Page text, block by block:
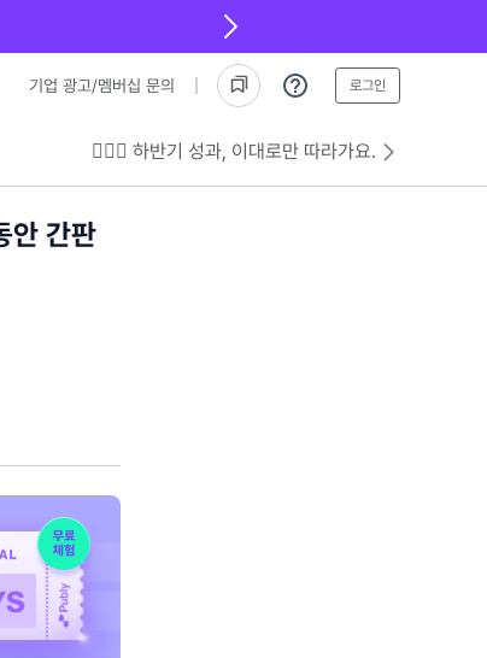
기업 광고/멤버십 문의 로그인
💁🏻‍♂️ 하반기 성과, 이대로만 따라가요.
안 간판